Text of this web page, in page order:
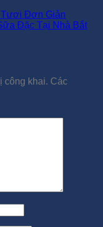
Tươi Đơn Giản
Đặc Tại Nhà Bắt
công khai. Các